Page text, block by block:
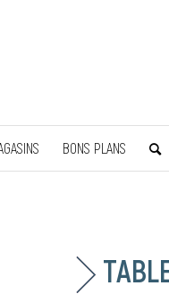
BONS PLANS